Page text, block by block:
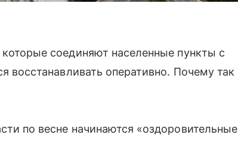
соединяют населенные пункты с
восстанавливать оперативно. Почему так
по весне начинаются «оздоровительные